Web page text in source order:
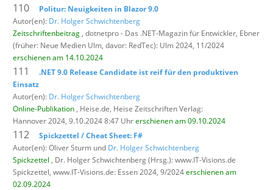
110
Politur: Neuigkeiten in Blazor 9.0
Autor(en): Dr. Holger Schwichtenberg
Zeitschriftenbeitrag , dotnetpro - Das .NET-Magazin für Entwickler, Ebner
(früher: Neue Medien Ulm, davor: RedTec): Ulm 2024, 11/2024
erschienen am 14.10.2024
111
.NET 9.0 Release Candidate ist reif für den produktiven
Einsatz
Autor(en): Dr. Holger Schwichtenberg
Online-Publikation , Heise.de, Heise Zeitschriften Verlag:
Hannover 2024, 9.10.2024 8:47 Uhrerschienen am 09.10.2024
112
Spickzettel / Cheat Sheet: F#
Autor(en): Oliver Sturm und Dr. Holger Schwichtenberg
Spickzettel , Dr. Holger Schwichtenberg (Hrsg.): www.IT-Visions.de
Spickzettel, www.IT-Visions.de: Essen 2024, 9/2024erschienen am
02.09.2024